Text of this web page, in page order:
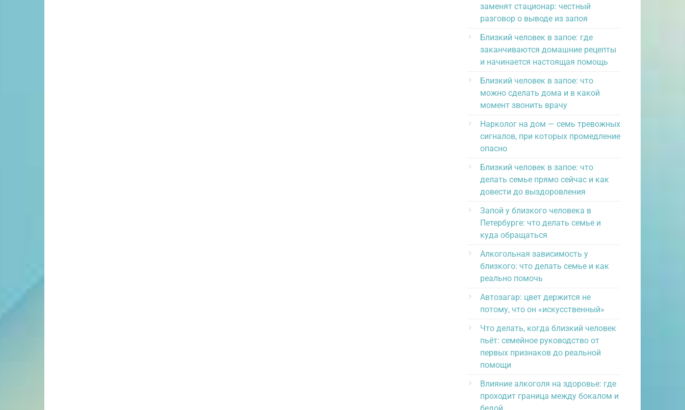
заменят стационар: честный
разговор о выводе из запоя
Близкий человек в запое: где
заканчиваются домашние рецепты
и начинается настоящая помощь
Близкий человек в запое: что
можно сделать дома и в какой
момент звонить врачу
Нарколог на дом — семь тревожных
сигналов, при которых промедление
опасно
Близкий человек в запое: что
делать семье прямо сейчас и как
довести до выздоровления
Запой у близкого человека в
Петербурге: что делать семье и
куда обращаться
Алкогольная зависимость у
близкого: что делать семье и как
реально помочь
Автозагар: цвет держится не
потому, что он «искусственный»
Что делать, когда близкий человек
пьёт: семейное руководство от
первых признаков до реальной
помощи
Влияние алкоголя на здоровье: где
проходит граница между бокалом и